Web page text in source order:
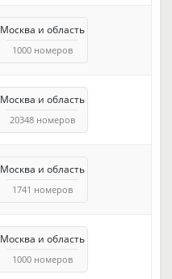
Москва и область
1000 номеров
Москва и область
20348 номеров
Москва и область
1741 номеров
Москва и область
1000 номеров